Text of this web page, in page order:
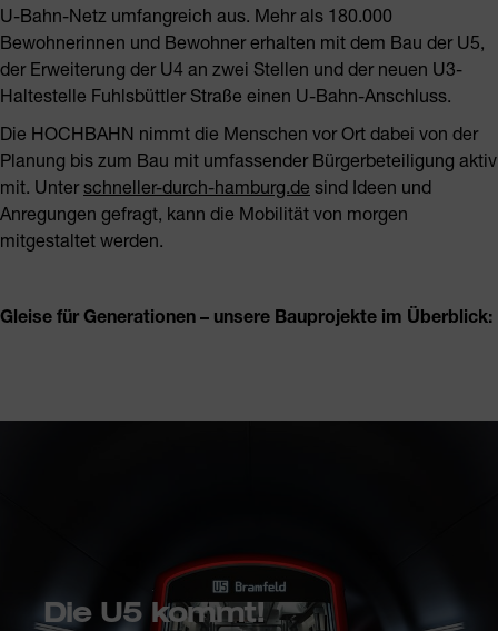
U-Bahn-Netz umfangreich aus. Mehr als 180.000
Bewohnerinnen und Bewohner erhalten mit dem Bau der U5,
der Erweiterung der U4 an zwei Stellen und der neuen U3-
Haltestelle Fuhlsbüttler Straße einen U-Bahn-Anschluss.
Die HOCHBAHN nimmt die Menschen vor Ort dabei von der
Planung bis zum Bau mit umfassender Bürgerbeteiligung aktiv
mit. Unterschneller-durch-hamburg.de sind Ideen und
Anregungen gefragt, kann die Mobilität von morgen
mitgestaltet werden.
Gleise für Generationen – unsere Bauprojekte im Überblick:
Die U5 kommt!